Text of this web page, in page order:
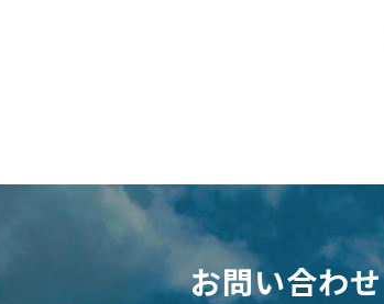
で使用いたし
が提供するサ
3. 商品・サービ
お問い合わせ